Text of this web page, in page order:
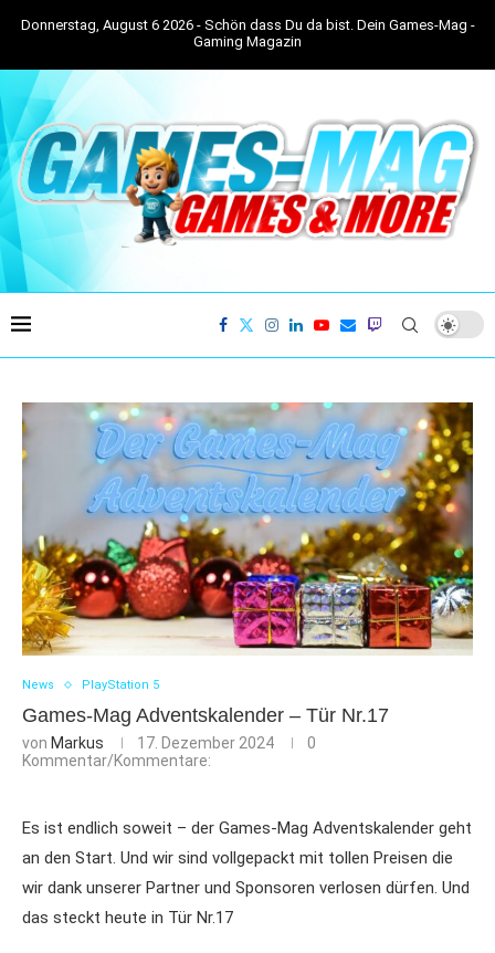
Donnerstag, August 6 2026 - Schön dass Du da bist. Dein Games-Mag -
Gaming Magazin
News PlayStation 5
Games-Mag Adventskalender – Tür Nr.17
von Markus 17. Dezember 2024
0
Kommentar/Kommentare:
Es ist endlich soweit – der Games-Mag Adventskalender geht
an den Start. Und wir sind vollgepackt mit tollen Preisen die
wir dank unserer Partner und Sponsoren verlosen dürfen. Und
das steckt heute in Tür Nr.17